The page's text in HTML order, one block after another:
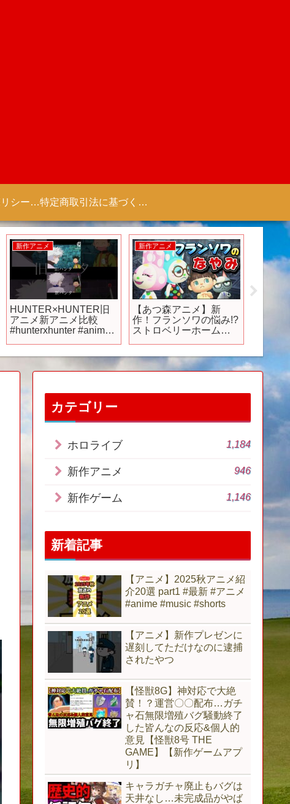
プライバシーポリシー 【Colorful Creation】 特定商取引法に基づく表記（商取引に関する開示）
新作アニメ
HUNTER×HUNTER旧
アニメ新アニメ比較
#hunterxhunter #anime
新作アニメ
【あつ森アニメ】新
作！フランソワの悩み!?
ストロベリーホームパ
女」
カテゴリー
ホロライブ 1,184
新作アニメ 946
新作ゲーム 1,146
新着記事
【アニメ】2025秋アニメ紹
介20選 part1 #最新 #アニメ
#anime #music #shorts
【アニメ】新作プレゼンに
遅刻してただけなのに逮捕
されたやつ
【怪獣8G】神対応で大絶
賛！？運営〇〇配布…ガチ
ャ石無限増殖バグ騒動終了
した皆んなの反応&個人的
意見【怪獣8号 THE
GAME】【新作ゲームアプ
リ】
キャラガチャ廃止もバグは
天井なし…未完成品がやば